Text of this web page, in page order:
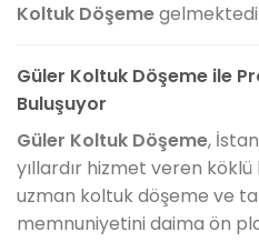
Koltuk Döşeme
Güler Koltuk Döşeme ile
Buluşuyor
Güler Koltuk Döşeme,
yıllardır hizmet veren köklü
uzman koltuk döşeme ve
memnuniyetini daima ön